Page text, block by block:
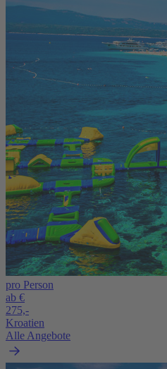
pro Person
ab €
275,-
Kroatien
Alle Angebote